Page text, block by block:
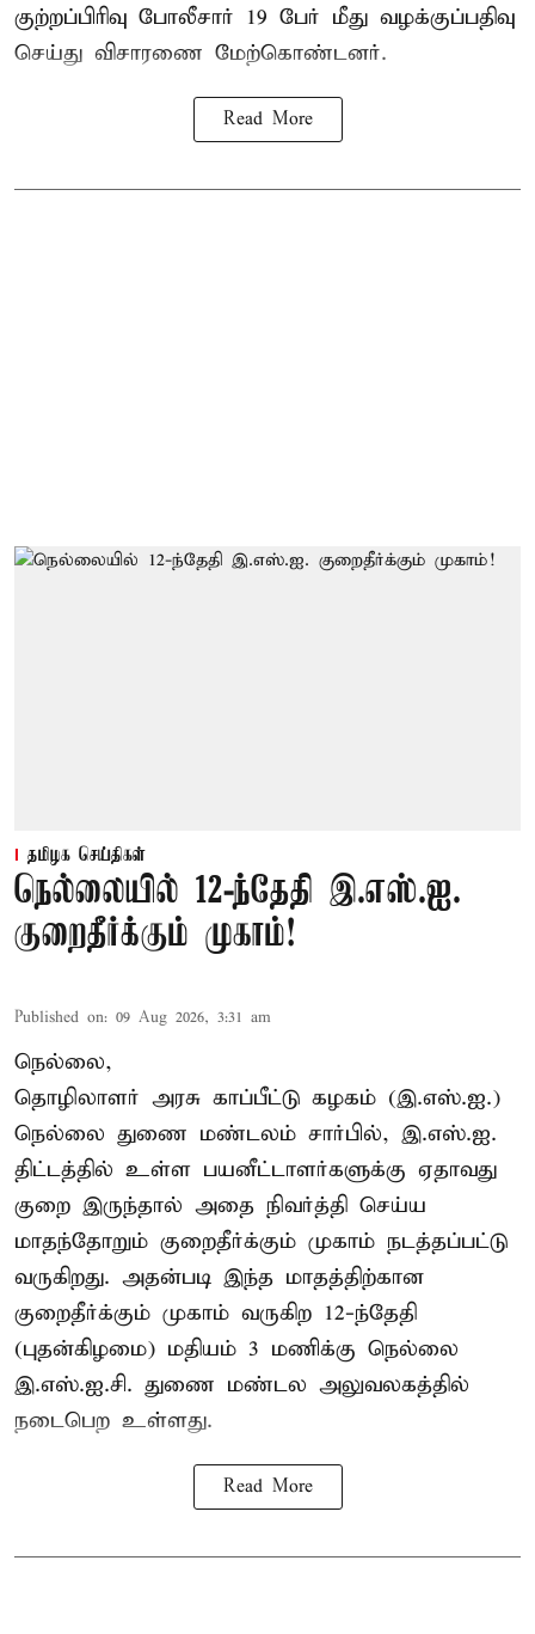
குற்றப்பிரிவு போலீசார் 19 பேர் மீது வழக்குப்பதிவு
செய்து விசாரணை மேற்கொண்டனர்.
Read More
தமிழக செய்திகள்
நெல்லையில் 12-ந்தேதி இ.எஸ்.ஐ.
குறைதீர்க்கும் முகாம்!
Published on: 09 Aug 2026, 3:31 am
நெல்லை,
தொழிலாளர் அரசு காப்பீட்டு கழகம் (இ.எஸ்.ஐ.)
நெல்லை துணை மண்டலம் சார்பில், இ.எஸ்.ஐ.
திட்டத்தில் உள்ள பயனீட்டாளர்களுக்கு ஏதாவது
குறை இருந்தால் அதை நிவர்த்தி செய்ய
மாதந்தோறும் குறைதீர்க்கும் முகாம் நடத்தப்பட்டு
வருகிறது. அதன்படி இந்த மாதத்திற்கான
குறைதீர்க்கும் முகாம் வருகிற 12-ந்தேதி
(புதன்கிழமை) மதியம் 3 மணிக்கு நெல்லை
இ.எஸ்.ஐ.சி. துணை மண்டல அலுவலகத்தில்
நடைபெற உள்ளது.
Read More